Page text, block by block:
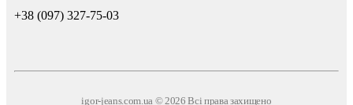
+38 (097) 327-75-03
igor-jeans.com.ua © 2026 Всі права захищено